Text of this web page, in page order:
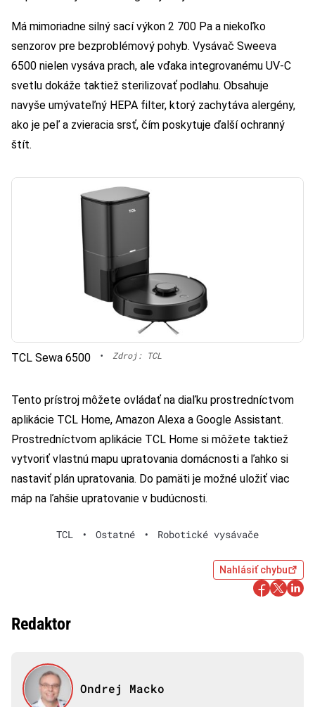
Má mimoriadne silný sací výkon 2 700 Pa a niekoľko
senzorov pre bezproblémový pohyb. Vysávač Sweeva
6500 nielen vysáva prach, ale vďaka integrovanému UV-C
svetlu dokáže taktiež sterilizovať podlahu. Obsahuje
navyše umývateľný HEPA filter, ktorý zachytáva alergény,
ako je peľ a zvieracia srsť, čím poskytuje ďalší ochranný
štít.
TCL Sewa 6500 • Zdroj: TCL
Tento prístroj môžete ovládať na diaľku prostredníctvom
aplikácie TCL Home, Amazon Alexa a Google Assistant.
Prostredníctvom aplikácie TCL Home si môžete taktiež
vytvoriť vlastnú mapu upratovania domácnosti a ľahko si
nastaviť plán upratovania. Do pamäti je možné uložiť viac
máp na ľahšie upratovanie v budúcnosti.
TCL • Ostatné • Robotické vysávače
Nahlásiť chybu
Redaktor
Ondrej Macko